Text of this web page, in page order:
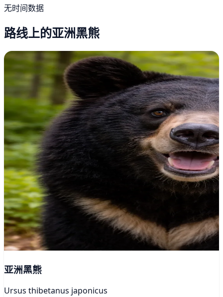
无时间数据
路线上的亚洲黑熊
亚洲黑熊
Ursus thibetanus japonicus